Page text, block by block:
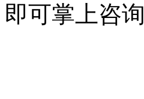
即可掌上咨询